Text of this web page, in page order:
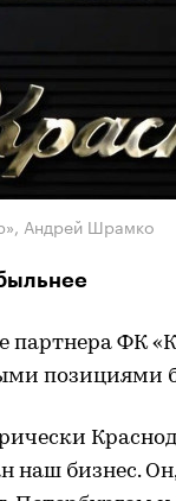
Андрей Шрамко
партнера ФК
позициями
наш бизнес.